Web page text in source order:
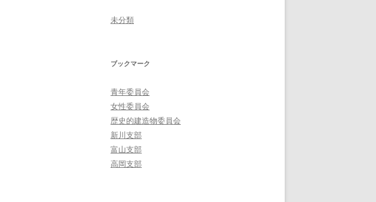
未分類
ブックマーク
青年委員会
女性委員会
歴史的建造物委員会
新川支部
富山支部
高岡支部